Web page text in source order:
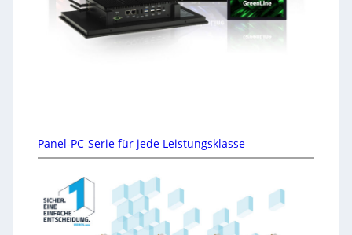
Panel-PC-Serie für jede Leistungsklasse